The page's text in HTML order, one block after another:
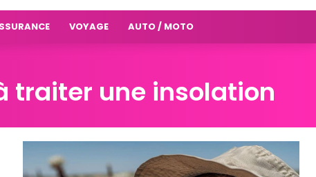
VOYAGE AUTO / MOTO
traiter une insolation